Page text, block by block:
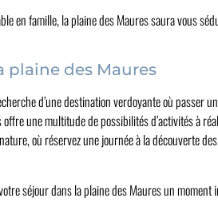
en famille, la plaine des Maures saura vous
plaine des Maures
d’une destination verdoyante où
une multitude de possibilités d’activités à
où réservez une journée à la découverte
séjour dans la plaine des Maures un moment